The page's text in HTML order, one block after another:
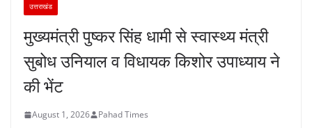
उत्तराखंड
मुख्यमंत्री पुष्कर सिंह धामी से स्वास्थ्य मंत्री
सुबोध उनियाल व विधायक किशोर उपाध्याय ने
की भेंट
August 1, 2026 Pahad Times